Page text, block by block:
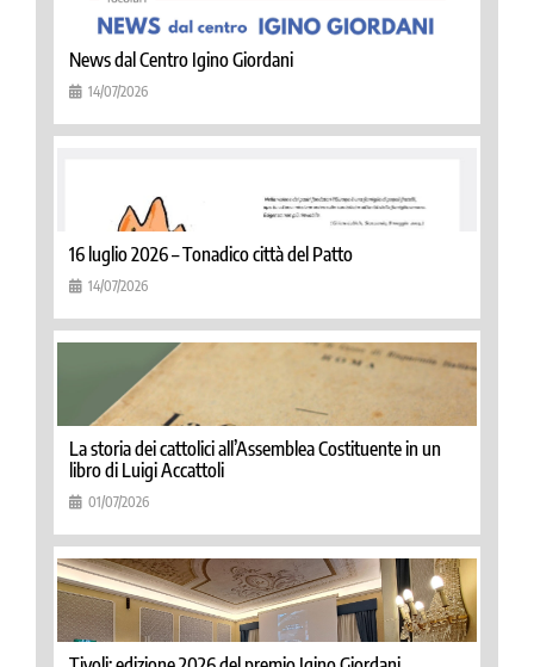
News dal Centro Igino Giordani
14/07/2026
16 luglio 2026 – Tonadico città del Patto
14/07/2026
La storia dei cattolici all’Assemblea Costituente in un
libro di Luigi Accattoli
01/07/2026